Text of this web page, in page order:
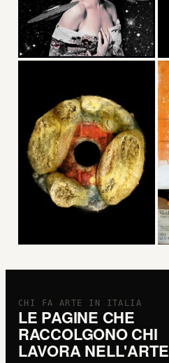
CHI FA ARTE IN ITALIA
LE PAGINE CHE
RACCOLGONO CHI
LAVORA NELL'ARTE